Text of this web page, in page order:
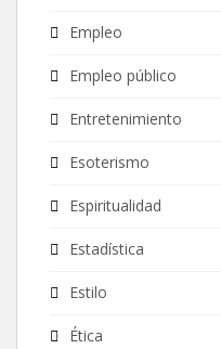
Empleo
Empleo público
Entretenimiento
Esoterismo
Espiritualidad
Estadística
Estilo
Ética